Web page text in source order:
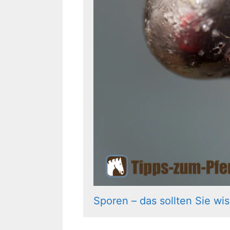
Sporen – das sollten Sie